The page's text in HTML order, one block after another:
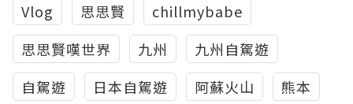
Vlog 思思賢
chillmybabe
思思賢嘆世界
九州
九州自駕遊
自駕遊
日本自駕遊 阿蘇火山
熊本